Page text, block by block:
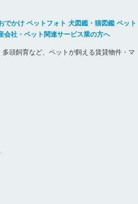
でかけ ペットフォト 犬図鑑・猫図鑑 ペット
会社・ペット関連サービス業の方へ
頭飼育など、ペットが飼える賃貸物件・マ